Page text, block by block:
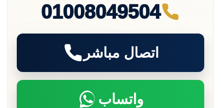
01008049504
اتصال مباشر
واتساب